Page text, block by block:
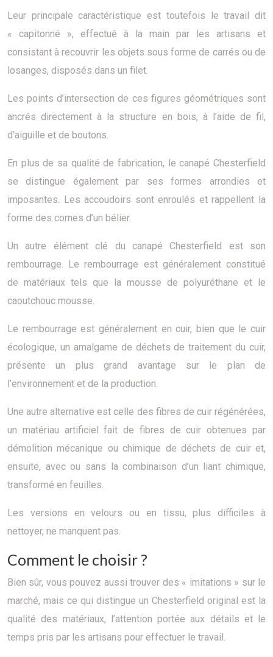
Leur principale caractéristique est toutefois le travail dit
« capitonné », effectué à la main par les artisans et
consistant à recouvrir les objets sous forme de carrés ou de
losanges, disposés dans un filet.
Les points d’intersection de ces figures géométriques sont
ancrés directement à la structure en bois, à l’aide de fil,
d’aiguille et de boutons.
En plus de sa qualité de fabrication, le canapé Chesterfield
se distingue également par ses formes arrondies et
imposantes. Les accoudoirs sont enroulés et rappellent la
forme des cornes d’un bélier.
Un autre élément clé du canapé Chesterfield est son
rembourrage. Le rembourrage est généralement constitué
de matériaux tels que la mousse de polyuréthane et le
caoutchouc mousse.
Le rembourrage est généralement en cuir, bien que le cuir
écologique, un amalgame de déchets de traitement du cuir,
présente un plus grand avantage sur le plan de
l’environnement et de la production.
Une autre alternative est celle des fibres de cuir régénérées,
un matériau artificiel fait de fibres de cuir obtenues par
démolition mécanique ou chimique de déchets de cuir et,
ensuite, avec ou sans la combinaison d’un liant chimique,
transformé en feuilles.
Les versions en velours ou en tissu, plus difficiles à
nettoyer, ne manquent pas.
Comment le choisir ?
Bien sûr, vous pouvez aussi trouver des « imitations » sur le
marché, mais ce qui distingue un Chesterfield original est la
qualité des matériaux, l’attention portée aux détails et le
temps pris par les artisans pour effectuer le travail.